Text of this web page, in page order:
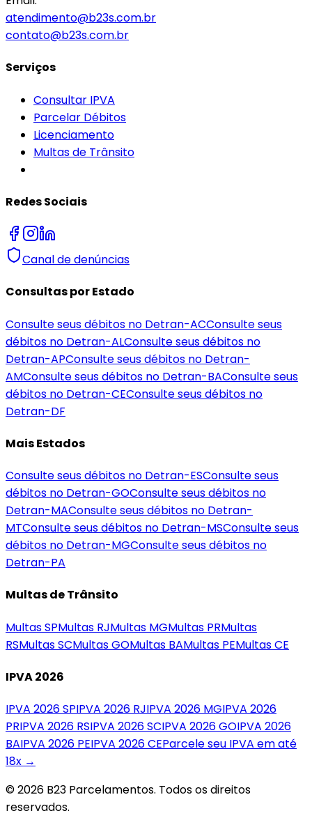
atendimento@b23s.com.br
contato@b23s.com.br
Serviços
Consultar IPVA
Parcelar Débitos
Licenciamento
Multas de Trânsito
Redes Sociais
Canal de denúncias
Consultas por Estado
Consulte seus débitos no Detran-ACConsulte seus
débitos no Detran-ALConsulte seus débitos no
Detran-APConsulte seus débitos no Detran-
AMConsulte seus débitos no Detran-BAConsulte seus
débitos no Detran-CEConsulte seus débitos no
Detran-DF
Mais Estados
Consulte seus débitos no Detran-ESConsulte seus
débitos no Detran-GOConsulte seus débitos no
Detran-MAConsulte seus débitos no Detran-
MTConsulte seus débitos no Detran-MSConsulte seus
débitos no Detran-MGConsulte seus débitos no
Detran-PA
Multas de Trânsito
MultasSPMultas RJMultas MGMultas PRMultas
RSMultasSCMultasGOMultas BAMultas PEMultasCE
IPVA 2026
IPVA 2026SPIPVA 2026 RJIPVA 2026 MGIPVA 2026
PRIPVA 2026 RSIPVA 2026SCIPVA 2026GOIPVA 2026
BAIPVA 2026 PEIPVA 2026CEParcele seu IPVA em até
18x →
© 2026 B23 Parcelamentos. Todos os direitos
reservados.